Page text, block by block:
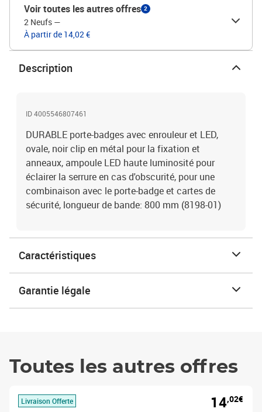
Voir toutes les autres offres 2
2 Neufs —
À partir de 14,02 €
Description
ID 4005546807461
DURABLE porte-badges avec enrouleur et LED,
ovale, noir clip en métal pour la fixation et
anneaux, ampoule LED haute luminosité pour
éclairer la serrure en cas d'obscurité, pour une
combinaison avec le porte-badge et cartes de
sécurité, longueur de bande: 800 mm (8198-01)
Caractéristiques
Garantie légale
Toutes les autres offres
Livraison Offerte 14,02€